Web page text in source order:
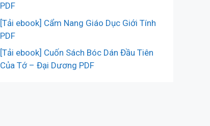
PDF
[Tải ebook] Cẩm Nang Giáo Dục Giới Tính
PDF
[Tải ebook] Cuốn Sách Bóc Dán Đầu Tiên
Của Tớ – Đại Dương PDF